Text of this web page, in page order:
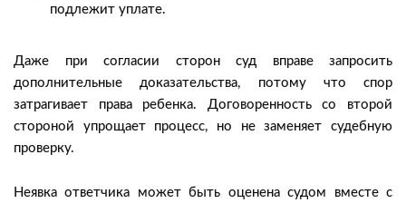
подлежит уплате.
Даже при согласии сторон суд вправе запросить
дополнительные доказательства, потому что спор
затрагивает права ребенка. Договоренность со второй
стороной упрощает процесс, но не заменяет судебную
проверку.
Неявка ответчика может быть оценена судом вместе с